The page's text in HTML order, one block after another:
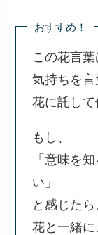
おすすめ！
この花言葉
気持ちを
花に託して
もし、
「意味を
い」
と感じたら
花と一緒